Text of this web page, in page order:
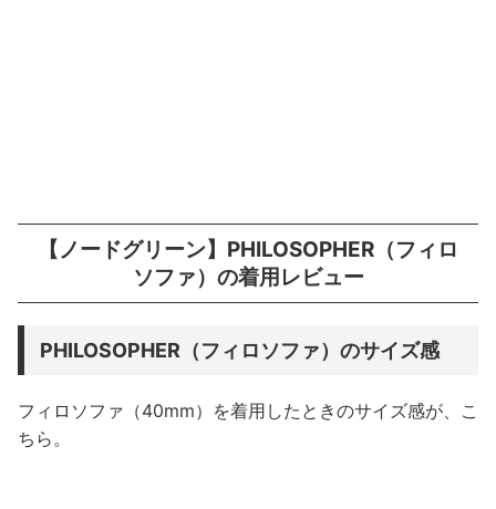
【ノードグリーン】PHILOSOPHER（フィロ
ソファ）の着用レビュー
PHILOSOPHER（フィロソファ）のサイズ感
フィロソファ（40mm）を着用したときのサイズ感が、こ
ちら。